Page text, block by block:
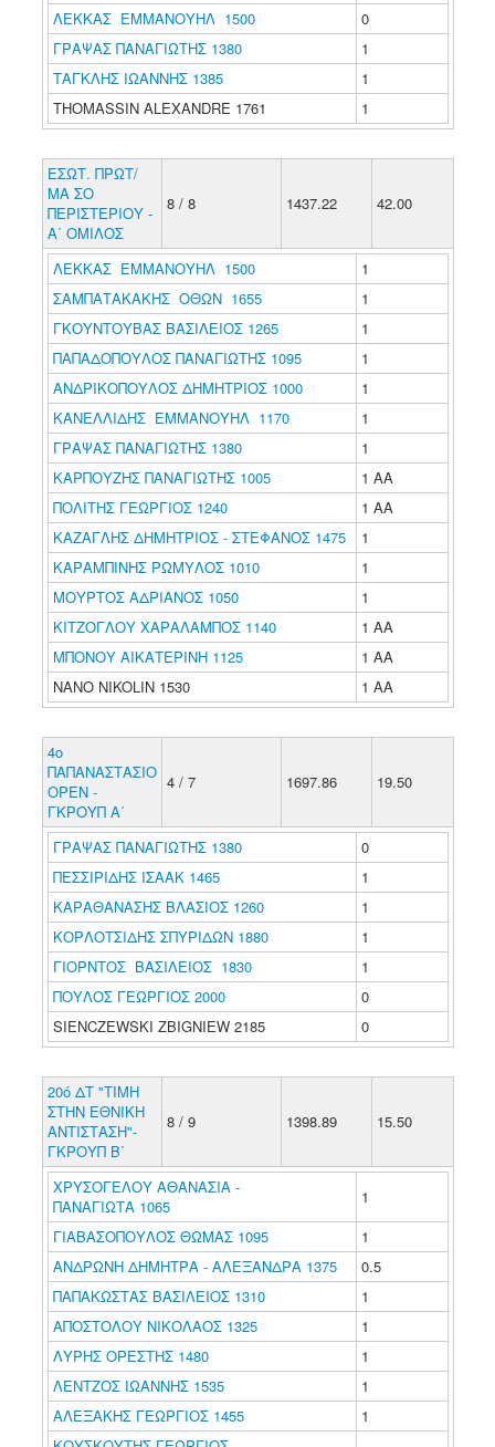
ΛΕΚΚΑΣ ΕΜΜΑΝΟΥΗΛ 1500
0
ΓΡΑΨΑΣ ΠΑΝΑΓΙΩΤΗΣ 1380
1
ΤΑΓΚΛΗΣ ΙΩΑΝΝΗΣ 1385
1
THOMASSIN ALEXANDRE 1761
1
ΕΣΩΤ. ΠΡΩΤ/
ΜΑ ΣΟ
ΠΕΡΙΣΤΕΡΙΟΥ -
Α΄ ΟΜΙΛΟΣ
8 / 8 1437.22 42.00
ΛΕΚΚΑΣ ΕΜΜΑΝΟΥΗΛ 1500
1
ΣΑΜΠΑΤΑΚΑΚΗΣ ΟΘΩΝ 1655
1
ΓΚΟΥΝΤΟΥΒΑΣ ΒΑΣΙΛΕΙΟΣ 1265
1
ΠΑΠΑΔΟΠΟΥΛΟΣ ΠΑΝΑΓΙΩΤΗΣ 1095
1
ΑΝΔΡΙΚΟΠΟΥΛΟΣ ΔΗΜΗΤΡΙΟΣ 1000
1
ΚΑΝΕΛΛΙΔΗΣ ΕΜΜΑΝΟΥΗΛ 1170
1
ΓΡΑΨΑΣ ΠΑΝΑΓΙΩΤΗΣ 1380
1
ΚΑΡΠΟΥΖΗΣ ΠΑΝΑΓΙΩΤΗΣ 1005
1 ΑΑ
ΠΟΛΙΤΗΣ ΓΕΩΡΓΙΟΣ 1240
1 ΑΑ
ΚΑΖΑΓΛΗΣ ΔΗΜΗΤΡΙΟΣ - ΣΤΕΦΑΝΟΣ 1475
1
ΚΑΡΑΜΠΙΝΗΣ ΡΩΜΥΛΟΣ 1010
1
ΜΟΥΡΤΟΣ ΑΔΡΙΑΝΟΣ 1050
1
ΚΙΤΖΟΓΛΟΥ ΧΑΡΑΛΑΜΠΟΣ 1140
1 ΑΑ
ΜΠΟΝΟΥ ΑΙΚΑΤΕΡΙΝΗ 1125
1 ΑΑ
NANO NIKOLIN 1530
1 ΑΑ
4o
ΠΑΠΑΝΑΣΤΑΣΙΟ
ΟΡΕΝ -
ΓΚΡΟΥΠ Α΄
4 / 7 1697.86 19.50
ΓΡΑΨΑΣ ΠΑΝΑΓΙΩΤΗΣ 1380
0
ΠΕΣΣΙΡΙΔΗΣ ΙΣΑΑΚ 1465
1
ΚΑΡΑΘΑΝΑΣΗΣ ΒΛΑΣΙΟΣ 1260
1
ΚΟΡΛΟΤΣΙΔΗΣ ΣΠΥΡΙΔΩΝ 1880
1
ΓΙΟΡΝΤΟΣ ΒΑΣΙΛΕΙΟΣ 1830
1
ΠΟΥΛΟΣ ΓΕΩΡΓΙΟΣ 2000
0
SIENCZEWSKI ZBIGNIEW 2185
0
20ό ΔΤ "ΤΙΜΗ
ΣΤΗΝ ΕΘΝΙΚΗ
ΑΝΤΙΣΤΑΣΗ"-
ΓΚΡΟΥΠ B΄
8 / 9 1398.89 15.50
ΧΡΥΣΟΓΕΛΟΥ ΑΘΑΝΑΣΙΑ -
ΠΑΝΑΓΙΩΤΑ 1065
1
ΓΙΑΒΑΣΟΠΟΥΛΟΣ ΘΩΜΑΣ 1095
1
ΑΝΔΡΩΝΗ ΔΗΜΗΤΡΑ - ΑΛΕΞΑΝΔΡΑ 1375
0.5
ΠΑΠΑΚΩΣΤΑΣ ΒΑΣΙΛΕΙΟΣ 1310
1
ΑΠΟΣΤΟΛΟΥ ΝΙΚΟΛΑΟΣ 1325
1
ΛΥΡΗΣ ΟΡΕΣΤΗΣ 1480
1
ΛΕΝΤΖΟΣ ΙΩΑΝΝΗΣ 1535
1
ΑΛΕΞΑΚΗΣ ΓΕΩΡΓΙΟΣ 1455
1